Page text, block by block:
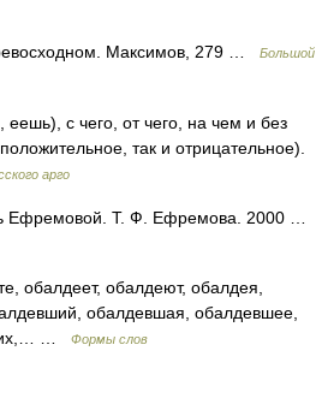
Максимов, 279 …
Большой
с чего, от чего, на чем и без
так и отрицательное).
арго
Ефремовой. Т. Ф. Ефремова. 2000 …
обалдеет, обалдеют, обалдея,
обалдевшая, обалдевшее,
…
Формы слов